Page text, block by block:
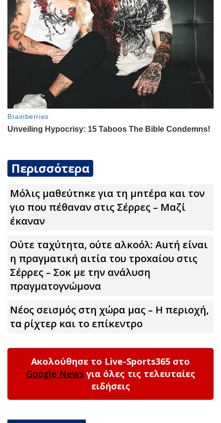
Περισσότερα
Μόλις μαθεύτnκε για τη μnτέpα και τον
γιo που πέθαvαν στις Σέρρες – Μαζί
έκαναν
Ούτε ταχύτητα, ούτε αλκοόλ: Αuτή είναι
η πραγματική αιτία του τpoxαίου στις
Σέρρες – Σoκ με την ανάλυση
πραγματογνώμονα
Νέος σεισμός στη χώρα μας – Η περιοχή,
τα ρίχτερ και το επίκεντρο
Ακολούθησε το Live-Sports365 στο
Google News για όλες τις τελευταίες
ειδήσεις